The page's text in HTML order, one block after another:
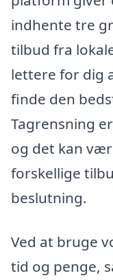
indhente tre
tilbud fra
lettere for dig
finde den
Tagrensning
og det kan
forskellige
beslutning.
Ved at bruge
tid og penge,